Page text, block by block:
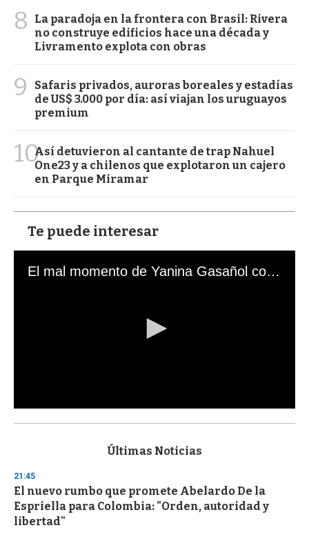
8
La paradoja en la frontera con Brasil: Rivera
no construye edificios hace una década y
Livramento explota con obras
9
Safaris privados, auroras boreales y estadías
de US$ 3.000 por día: así viajan los uruguayos
premium
10Así detuvieron al cantante de trap Nahuel
One23 y a chilenos que explotaron un cajero
en Parque Miramar
Te puede interesar
El mal momento de Yanina Gasañol con un hincha argentino en "Subrayado"
s
d
s
o
f
3
Últimas Noticias
21:45
El nuevo rumbo que promete Abelardo De la
Espriella para Colombia: "Orden, autoridad y
libertad"